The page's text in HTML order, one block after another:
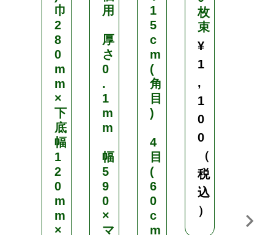
巾
2
8
0
m
m
×
下
底
幅
1
2
0
m
m
×
用
厚
さ
0
.
1
m
m
幅
5
9
0
×
マ
1
5
c
m
(
角
目
)
4
目
(
6
0
c
m
枚
束
¥
1
,
1
0
0
（
税
込
）
1
2